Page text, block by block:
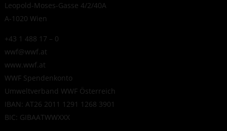
Leopold-Moses-Gasse 4/2/40A
A-1020 Wien
+43 1 488 17 – 0
wwf@wwf.at
www.wwf.at
WWF Spendenkonto
Umweltverband WWF Österreich
IBAN: AT26 2011 1291 1268 3901
BIC: GIBAATWWXXX